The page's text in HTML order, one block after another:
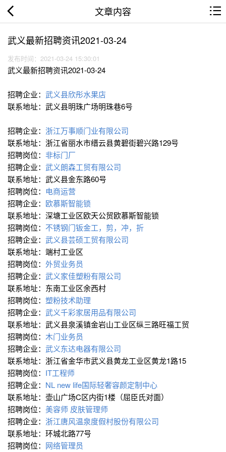
文章内容
武义最新招聘资讯2021-03-24
发布时间：2021-03-24 15:30:01
武义最新招聘资讯2021-03-24
招聘企业： 武义县欣彤水果店
联系地址：武义县明珠广场明珠巷6号
招聘企业： 浙江万事顺门业有限公司
联系地址：浙江省丽水市缙云县黄碧街碧兴路129号
招聘岗位： 非标门厂
招聘企业： 武义朗森工贸有限公司
联系地址：武义县金东路60号
招聘岗位： 电商运营
招聘企业： 欧慕斯智能锁
联系地址：深塘工业区欧天公贸欧慕斯智能锁
招聘岗位： 不锈钢门钣金工，剪，冲，折
招聘企业： 武义县芸硕工贸有限公司
联系地址：端村工业区
招聘岗位： 外贸业务员
招聘企业： 武义家佳塑粉有限公司
联系地址：东南工业区余西村
招聘岗位： 塑粉技术助理
招聘企业： 武义千彩家居用品有限公司
联系地址：武义县泉溪镇金岩山工业区纵三路旺福工贸
招聘岗位： 木门业务员
招聘企业： 武义东达电器有限公司
联系地址：浙江省金华市武义县黄龙工业区黄龙1路15
招聘岗位： IT工程师
招聘企业： NL new life国际轻奢容颜定制中心
联系地址：壶山广场C区内街1楼（屈臣氏对面）
招聘岗位： 美容师 皮肤管理师
招聘企业： 浙江唐风温泉度假村股份有限公司
联系地址：环城北路77号
招聘岗位： 网络管理员